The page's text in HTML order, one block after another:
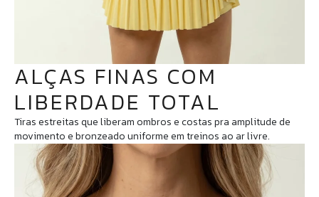
ALÇAS FINAS COM
LIBERDADE TOTAL
Tiras estreitas que liberam ombros e costas pra amplitude de
movimento e bronzeado uniforme em treinos ao ar livre.